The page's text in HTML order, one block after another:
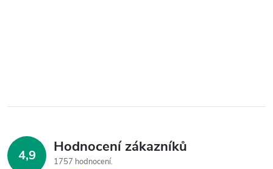
4,9 Hodnocení zákazníků
1757 hodnocení